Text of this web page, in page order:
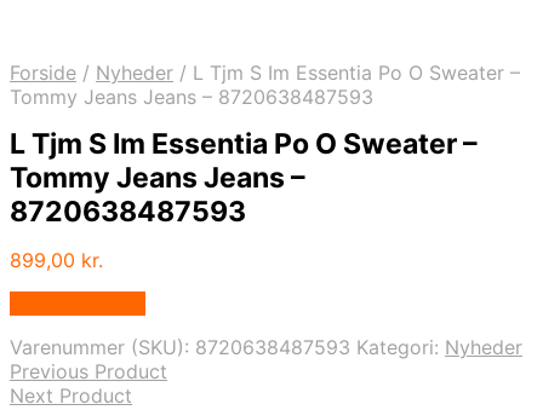
Forside / Nyheder / L Tjm S Im Essentia Po O Sweater –
Tommy Jeans Jeans – 8720638487593
L Tjm S Im Essentia Po O Sweater –
Tommy Jeans Jeans –
8720638487593
899,00 kr.
Varenummer (SKU): 8720638487593 Kategori: Nyheder
Previous Product
Next Product